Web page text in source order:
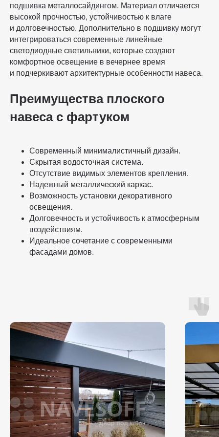
подшивка металлосайдингом. Материал отличается
высокой прочностью, устойчивостью к влаге
и долговечностью. Дополнительно в подшивку могут
интегрироваться современные линейные
светодиодные светильники, которые создают
комфортное освещение в вечернее время
и подчеркивают архитектурные особенности навеса.
Преимущества плоского
навеса с фартуком
Современный минималистичный дизайн.
Скрытая водосточная система.
Отсутствие видимых элементов крепления.
Надежный металлический каркас.
Возможность установки декоративного
освещения.
Долговечность и устойчивость к атмосферным
воздействиям.
Идеальное сочетание с современными
фасадами домов.